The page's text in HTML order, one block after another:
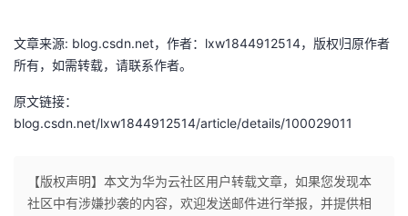
文章来源: blog.csdn.net，作者：lxw1844912514，版权归原作者
所有，如需转载，请联系作者。
原文链接：
blog.csdn.net/lxw1844912514/article/details/100029011
【版权声明】本文为华为云社区用户转载文章，如果您发现本
社区中有涉嫌抄袭的内容，欢迎发送邮件进行举报，并提供相